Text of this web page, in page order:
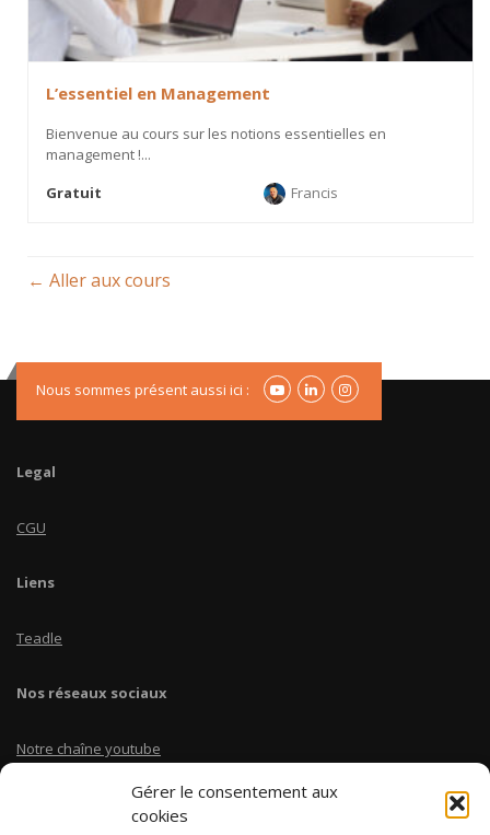
Gérer le consentement aux
cookies
L’essentiel en Management
Bienvenue au cours sur les notions essentielles en
management !...
Gratuit
Francis
Aller aux cours
Nous sommes présent aussi ici :
Legal
CGU
Liens
Teadle
Nos réseaux sociaux
Notre chaîne youtube